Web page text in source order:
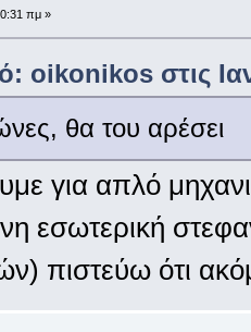
πμ »
oikonikos στις
θα του αρέσει
για απλό
εσωτερική
πιστεύω ότι